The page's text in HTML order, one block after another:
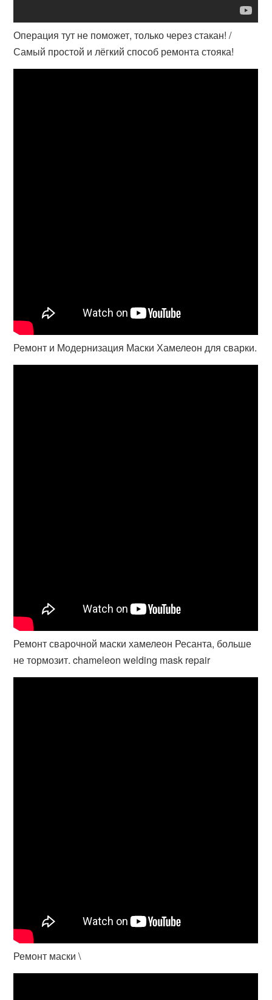
Операция тут не поможет, только через стакан! /
Самый простой и лёгкий способ ремонта стояка!
Ремонт и Модернизация Маски Хамелеон для сварки.
Ремонт сварочной маски хамелеон Ресанта, больше
не тормозит. chameleon welding mask repair
Ремонт маски \